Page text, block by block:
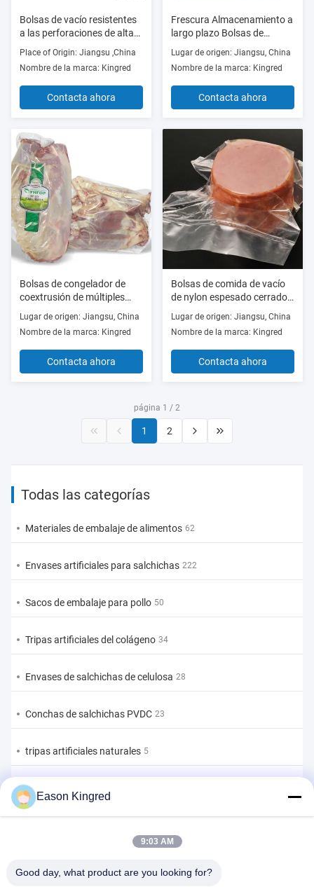
Bolsas de vacío resistentes
a las perforaciones de alta
barrera para la carne cocida
Place of Origin: Jiangsu ,China
Nombre de la marca: Kingred
Contacta ahora
Frescura Almacenamiento a
largo plazo Bolsas de
alimentos selladas al vacío
OEM Impreso
Lugar de origen: Jiangsu, China
Nombre de la marca: Kingred
Contacta ahora
Bolsas de congelador de
coextrusión de múltiples
capas resistentes a altas
temperaturas
Lugar de origen: Jiangsu, China
Nombre de la marca: Kingred
Contacta ahora
Bolsas de comida de vacío
de nylon espesado cerrado
Comercial Bife Salchicha
Bacon Deli Marisco Bolsas
de embalaje selladas
Lugar de origen: Jiangsu, China
Nombre de la marca: Kingred
Contacta ahora
página 1 / 2
1 2
Todas las categorías
Materiales de embalaje de alimentos 62
Envases artificiales para salchichas 222
Sacos de embalaje para pollo 50
Tripas artificiales del colágeno 34
Envases de salchichas de celulosa 28
Conchas de salchichas PVDC 23
tripas artificiales naturales 5
bolsas de envasado de alimentos
Eason Kingred
9:03 AM
Good day, what product are you looking for?